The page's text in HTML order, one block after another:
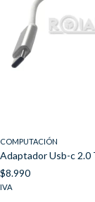
COMPUTACIÓN
Adaptador Usb-c 2.0
$8.990
IVA